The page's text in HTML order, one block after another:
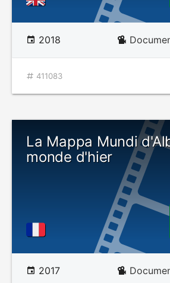
2018
411083
La Mappa Mundi
monde d'hier
2017